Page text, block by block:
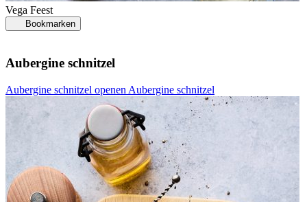
Vega Feest
Bookmarken
Aubergine schnitzel
Aubergine schnitzel openen Aubergine schnitzel